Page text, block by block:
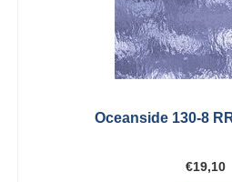
Oceanside 130-8
€19,10